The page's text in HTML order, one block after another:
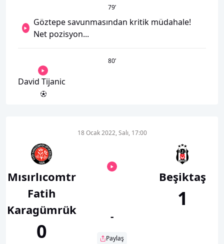
79’
Göztepe savunmasından kritik müdahale!
Net pozisyon...
80’
David Tijanic
Mısırlıcomtr
Fatih
Karagümrük
0
18 Ocak 2022, Salı, 17:00
-
Paylaş
Beşiktaş
1